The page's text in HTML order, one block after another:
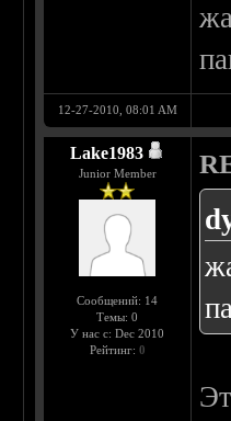
12-27-2010, 08:01 AM
Lake1983
Junior Member
Сообщений: 14
Темы: 0
У нас с: Dec 2010
Рейтинг: 0